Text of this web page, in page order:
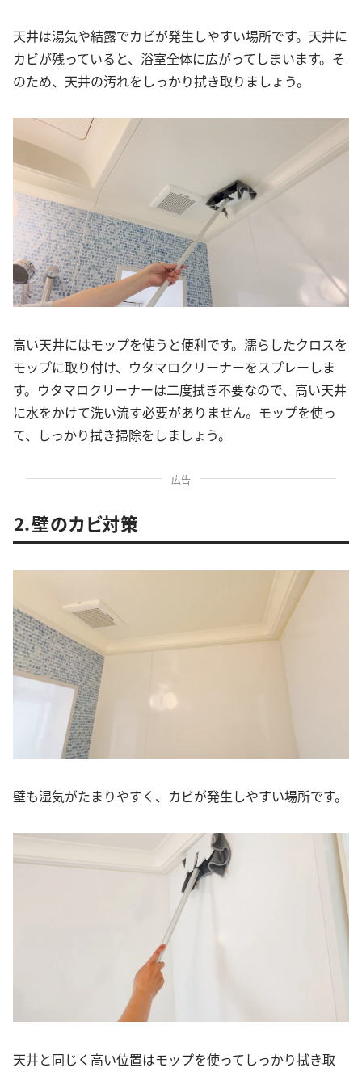
天井は湯気や結露でカビが発生しやすい場所です。天井に
カビが残っていると、浴室全体に広がってしまいます。そ
のため、天井の汚れをしっかり拭き取りましょう。
高い天井にはモップを使うと便利です。濡らしたクロスを
モップに取り付け、ウタマロクリーナーをスプレーしま
す。ウタマロクリーナーは二度拭き不要なので、高い天井
に水をかけて洗い流す必要がありません。モップを使っ
て、しっかり拭き掃除をしましょう。
広告
⒉壁のカビ対策
壁も湿気がたまりやすく、カビが発生しやすい場所です。
天井と同じく高い位置はモップを使ってしっかり拭き取